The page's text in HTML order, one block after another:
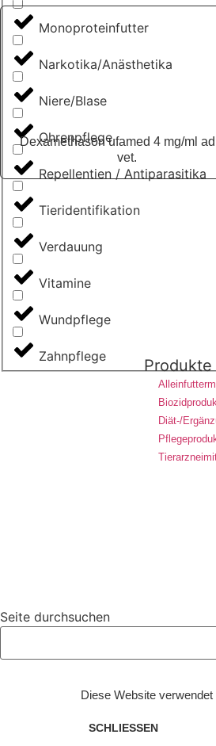
Monoproteinfutter
Narkotika/Anästhetika
Niere/Blase
Ohrenpflege
Repellentien / Antiparasitika
Tieridentifikation
Verdauung
Vitamine
Wundpflege
Zahnpflege
Dexamethason ufamed 4 mg/ml
vet.
Produkte
Diät-/
Seite durchsuchen
Diese Website
SCHLIESSEN